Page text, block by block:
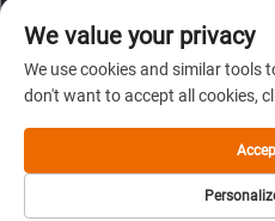
We value your privacy
We use cookies and similar tools
don't want to accept all cookies,